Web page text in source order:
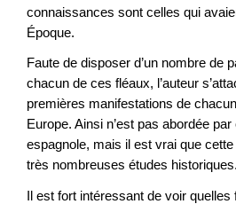
connaissances sont celles qui
Époque.
Faute de disposer d’un nombre de
chacun de ces fléaux, l’auteur
premières manifestations de
Europe. Ainsi n’est pas abordée
espagnole, mais il est vrai que cette
très nombreuses études historiques.
Il est fort intéressant de voir quelles